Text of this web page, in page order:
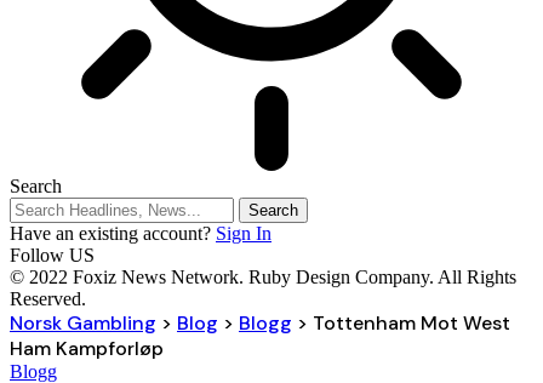
Search
Have an existing account? Sign In
Follow US
© 2022 Foxiz News Network. Ruby Design Company. All Rights
Reserved.
Norsk Gambling > Blog > Blogg > Tottenham Mot West
Ham Kampforløp
Blogg